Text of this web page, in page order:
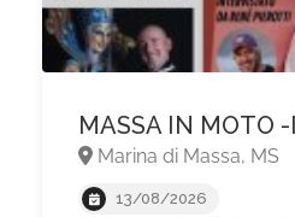
MASSA IN MOTO
Marina di Massa, MS
13/08/2026